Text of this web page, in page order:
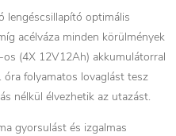
lengéscsillapító optimális
acélváza minden körülmények
(4X 12V12Ah) akkumulátorral
folyamatos lovaglást tesz
nélkül élvezhetik az utazást.
gyorsulást és izgalmas